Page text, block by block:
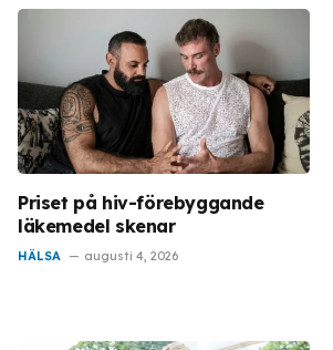
Priset på hiv-förebyggande
läkemedel skenar
HÄLSA augusti 4, 2026